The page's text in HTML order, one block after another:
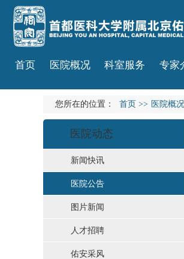
首页 医院概况 科室服务 专家
您所在的位置： 首页 >> 医院概况
医院动态
新闻快讯
医院公告
图片新闻
人才招聘
佑安采风